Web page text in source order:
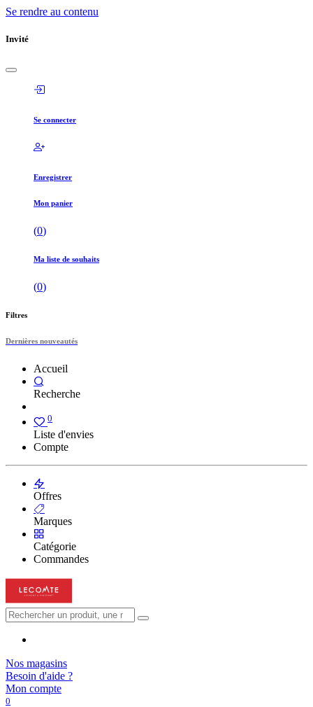
Se rendre au contenu
Invité
Se connecter
Enregistrer
Mon panier
(0)
Ma liste de souhaits
(0)
Filtres
Dernières nouveautés
Accueil
Recherche
0
Liste d'envies
Compte
Offres
Marques
Catégorie
Commandes
Nos magasins
Besoin d'aide ?
Mon compte
0